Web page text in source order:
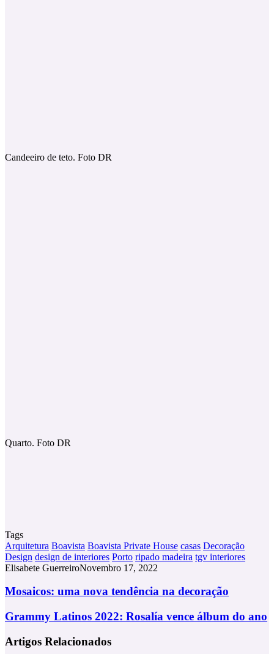
Candeeiro de teto. Foto DR
Quarto. Foto DR
Tags
Arquitetura Boavista Boavista Private House casas Decoração
Design design de interiores Porto ripado madeira tgv interiores
Elisabete GuerreiroNovembro 17, 2022
Mosaicos:
nova
tendência
decoração
Mosaicos: uma nova tendência na decoração
Grammy
2022:
Rosalía
Grammy Latinos 2022: Rosalía vence álbum do ano
Artigos Relacionados